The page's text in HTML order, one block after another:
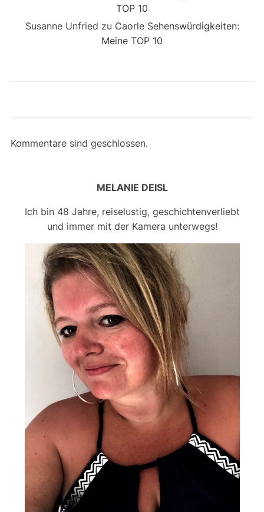
TOP 10
Susanne Unfried zu Caorle Sehenswürdigkeiten:
Meine TOP 10
Kommentare sind geschlossen.
MELANIE DEISL
Ich bin 48 Jahre, reiselustig, geschichtenverliebt
und immer mit der Kamera unterwegs!